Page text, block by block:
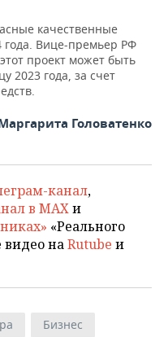
качественные
года. Вице-премьер РФ
проект может быть
2023 года, за счет
Головатенко
канал,
в MAXи
«Реального
наRutube и
Бизнес